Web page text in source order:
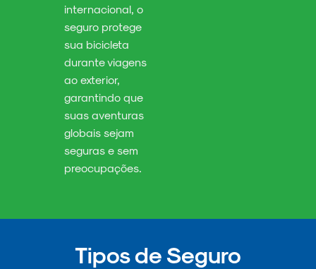
internacional, o
seguro protege
sua bicicleta
durante viagens
ao exterior,
garantindo que
suas aventuras
globais sejam
seguras e sem
preocupações.
Tipos de Seguro